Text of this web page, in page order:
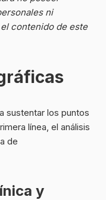
ni
contenido de este
sustentar los puntos
línea, el análisis
de
y